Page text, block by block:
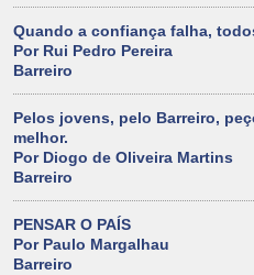
Quando a confiança falha,
Por Rui Pedro Pereira
Barreiro
Pelos jovens, pelo Barreiro,
melhor.
Por Diogo de Oliveira Martins
Barreiro
PENSAR O PAÍS
Por Paulo Margalhau
Barreiro